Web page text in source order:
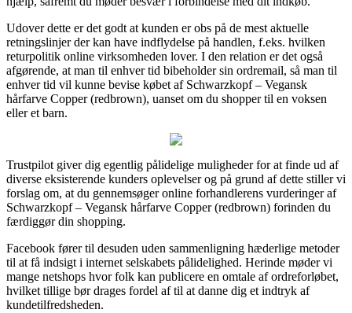
Udover dette er det godt at kunden er obs på de mest aktuelle
retningslinjer der kan have indflydelse på handlen, f.eks. hvilken
returpolitik online virksomheden lover. I den relation er det også
afgørende, at man til enhver tid bibeholder sin ordremail, så man til
enhver tid vil kunne bevise købet af Schwarzkopf – Vegansk
hårfarve Copper (redbrown), uanset om du shopper til en voksen
eller et barn.
Trustpilot giver dig egentlig pålidelige muligheder for at finde ud af
diverse eksisterende kunders oplevelser og på grund af dette stiller vi
forslag om, at du gennemsøger online forhandlerens vurderinger af
Schwarzkopf – Vegansk hårfarve Copper (redbrown) forinden du
færdiggør din shopping.
Facebook fører til desuden uden sammenligning hæderlige metoder
til at få indsigt i internet selskabets pålidelighed. Herinde møder vi
mange netshops hvor folk kan publicere en omtale af ordreforløbet,
hvilket tillige bør drages fordel af til at danne dig et indtryk af
kundetilfredsheden.